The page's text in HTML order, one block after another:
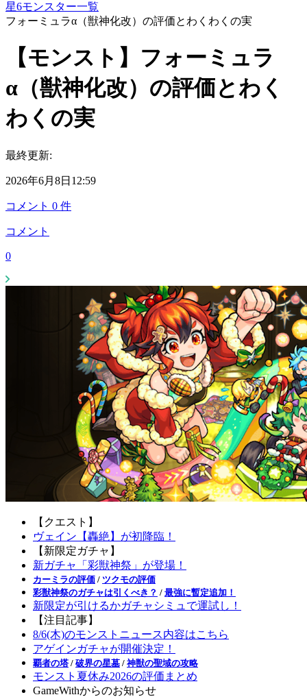
星6モンスター一覧
フォーミュラα（獣神化改）の評価とわくわくの実
【モンスト】フォーミュラ
α（獣神化改）の評価とわく
わくの実
最終更新:
2026年6月8日12:59
コメント 0 件
コメント
0
【クエスト】
ヴェイン【轟絶】が初降臨！
【新限定ガチャ】
新ガチャ「彩獣神祭」が登場！
カーミラの評価 / ツクモの評価
彩獣神祭のガチャは引くべき？ / 最強に暫定追加！
新限定が引けるかガチャシミュで運試し！
【注目記事】
8/6(木)のモンストニュース内容はこちら
アゲインガチャが開催決定！
覇者の塔 / 破界の星墓 / 神獣の聖域の攻略
モンスト夏休み2026の評価まとめ
GameWithからのお知らせ